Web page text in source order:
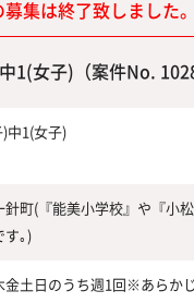
募集は終了致しました。
1(女子)（案件No.
)中1(女子)
針町(『能美小学校』や『小松
す｡)
金土日のうち週1回※あらか